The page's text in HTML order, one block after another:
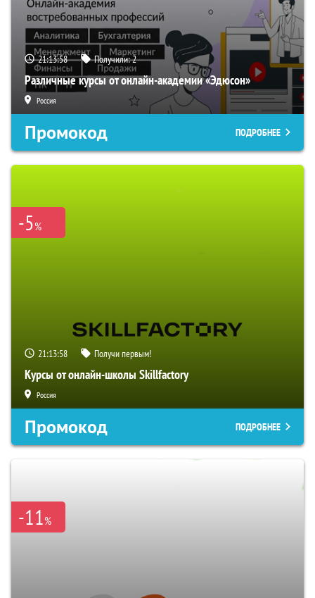
21:13:57 Получили:2
Различные курсы от онлайн-академии «Эдюсон»
Россия
Промокод ПОДРОБНЕЕ
-5%
21:13:57 Получи первым!
Курсы от онлайн-школы Skillfactory
Россия
Промокод ПОДРОБНЕЕ
-11%